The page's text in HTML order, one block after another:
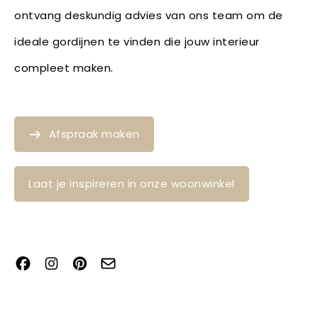
ontvang deskundig advies van ons team om de
ideale gordijnen te vinden die jouw interieur
compleet maken.
Afspraak maken
Laat je inspireren in onze woonwinkel